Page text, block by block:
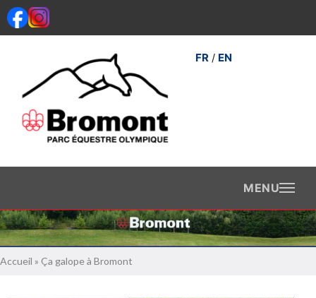
Aller
au
FR/ EN
Accueil » Ça galope à Bromont